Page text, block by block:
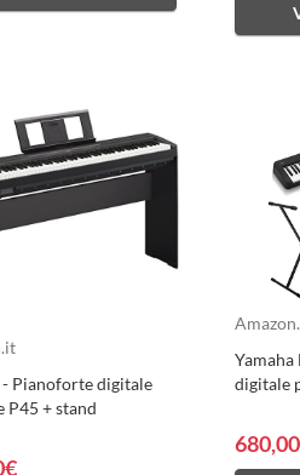
- Pianoforte digitale
P45 + stand
digitale